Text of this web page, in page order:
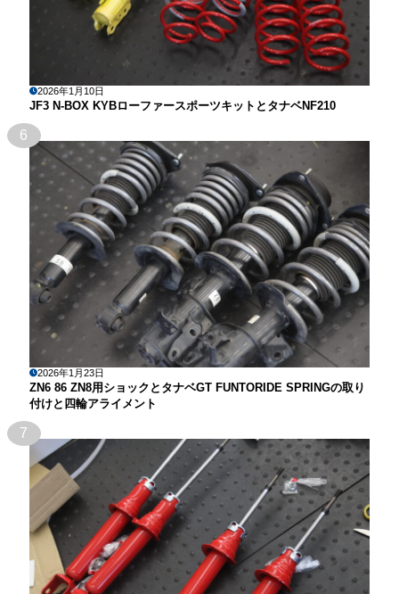
2026年1月10日
JF3 N-BOX KYBローファースポーツキットとタナベNF210
6
2026年1月23日
ZN6 86 ZN8用ショックとタナベGT FUNTORIDE SPRINGの取り
付けと四輪アライメント
7